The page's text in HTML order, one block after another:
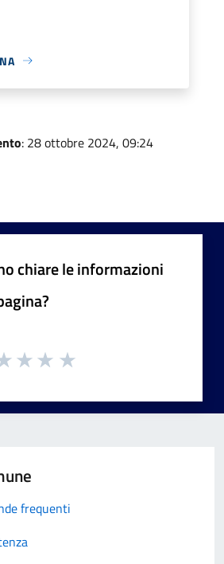
: 28 ottobre 2024, 09:24
chiare le informazioni
frequenti